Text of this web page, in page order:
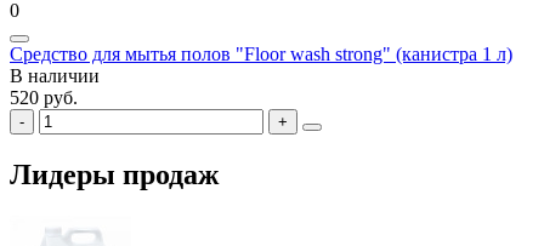
0
Средство для мытья полов "Floor wash strong" (канистра 1 л)
В наличии
520 руб.
Лидеры продаж